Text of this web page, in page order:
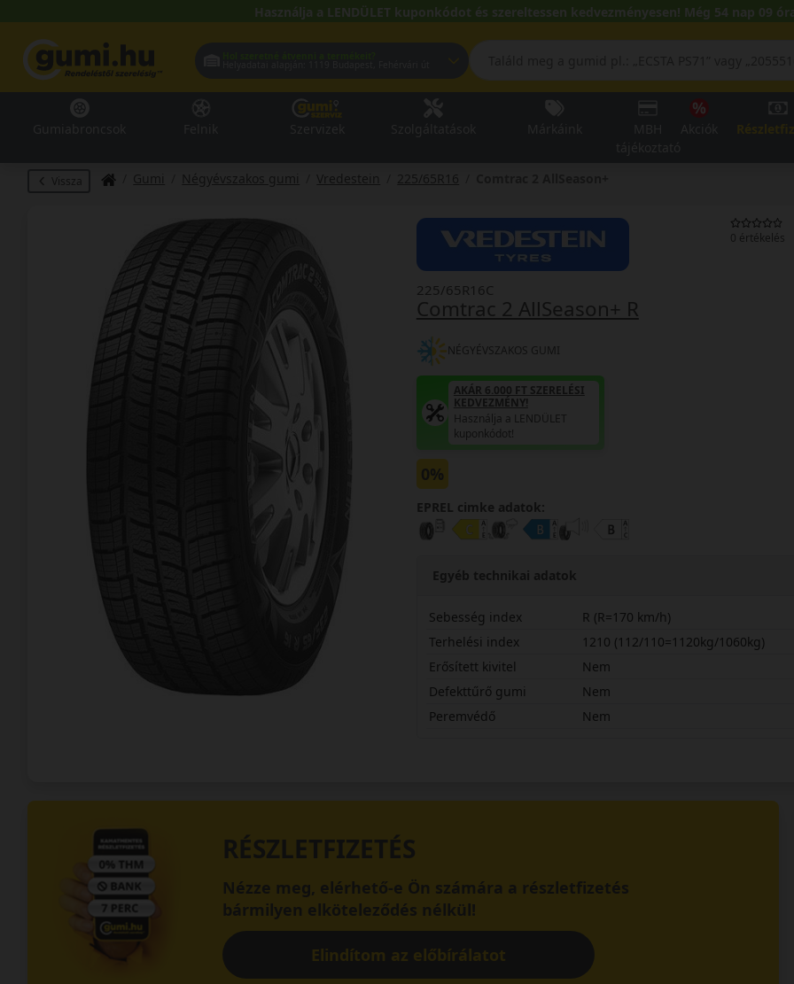
Használja a LENDÜLET kuponkódot és szereltessen kedvezményesen! Még 54 nap 09
Vissza Gumi Négyévszakos gumi Vredestein 225/65R16
0 értékelés
Comtrac 2 AllSeason+ R
225/65R16C
NÉGYÉVSZAKOS GUMI
AKÁR 6.000 FT SZERELÉSI
KEDVEZMÉNY!
Használja a LENDÜLET
kuponkódot!
0%
EPREL cimke adatok:
Egyéb technikai adatok
Sebesség index
R (R=170 km/h)
Terhelési index
1210 (112/110=1120kg/1060kg)
Erősített kivitel
Nem
Defekttűrő gumi
Nem
Peremvédő
Nem
RÉSZLETFIZETÉS
Nézze meg, elérhető-e Ön számára a részletfizetés
bármilyen elköteleződés nélkül!
Elindítom az előbírálatot